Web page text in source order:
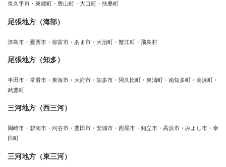
長久手市・東郷町・豊山町・大口町・扶桑町
尾張地方（海部）
津島市・愛西市・弥富市・あま市・大治町・蟹江町・飛島村
尾張地方（知多）
半田市・常滑市・東海市・大府市・知多市・阿久比町・東浦町・南知多町・美浜町・
武豊町
三河地方（西三河）
岡崎市・碧南市・刈谷市・豊田市・安城市・西尾市・知立市・高浜市・みよし市・幸
田町
三河地方（東三河）